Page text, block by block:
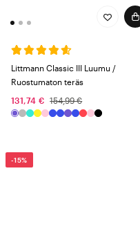
Littmann Classic III Luumu /
Ruostumaton teräs
131,74 € 154,99 €
-15%